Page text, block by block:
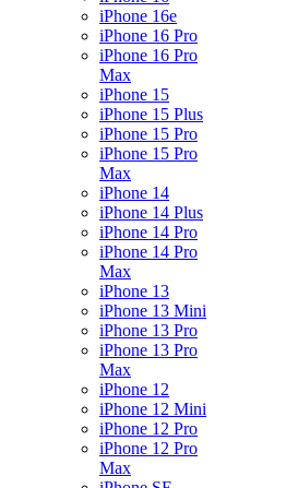
iPhone 16e
iPhone 16 Pro
iPhone 16 Pro
Max
iPhone 15
iPhone 15 Plus
iPhone 15 Pro
iPhone 15 Pro
Max
iPhone 14
iPhone 14 Plus
iPhone 14 Pro
iPhone 14 Pro
Max
iPhone 13
iPhone 13 Mini
iPhone 13 Pro
iPhone 13 Pro
Max
iPhone 12
iPhone 12 Mini
iPhone 12 Pro
iPhone 12 Pro
Max